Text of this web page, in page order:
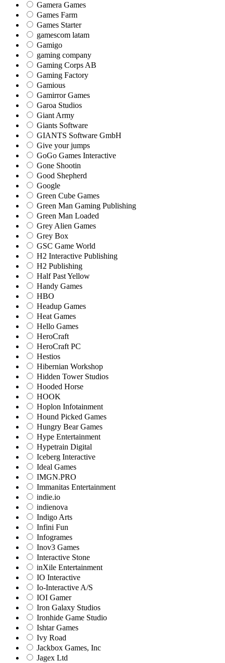
Gamera Games
Games Farm
Games Starter
gamescom latam
Gamigo
gaming company
Gaming Corps AB
Gaming Factory
Gamious
Gamirror Games
Garoa Studios
Giant Army
Giants Software
GIANTS Software GmbH
Give your jumps
GoGo Games Interactive
Gone Shootin
Good Shepherd
Google
Green Cube Games
Green Man Gaming Publishing
Green Man Loaded
Grey Alien Games
Grey Box
GSC Game World
H2 Interactive Publishing
H2 Publishing
Half Past Yellow
Handy Games
HBO
Headup Games
Heat Games
Hello Games
HeroCraft
HeroCraft PC
Hestios
Hibernian Workshop
Hidden Tower Studios
Hooded Horse
HOOK
Hoplon Infotainment
Hound Picked Games
Hungry Bear Games
Hype Entertainment
Hypetrain Digital
Iceberg Interactive
Ideal Games
IMGN.PRO
Immanitas Entertainment
indie.io
indienova
Indigo Arts
Infini Fun
Infogrames
Inov3 Games
Interactive Stone
inXile Entertainment
IO Interactive
Io-Interactive A/S
IOI Gamer
Iron Galaxy Studios
Ironhide Game Studio
Ishtar Games
Ivy Road
Jackbox Games, Inc
Jagex Ltd